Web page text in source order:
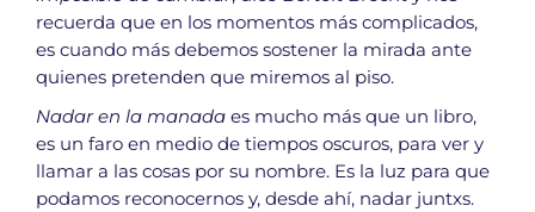
recuerda que en los momentos más complicados,
es cuando más debemos sostener la mirada ante
quienes pretenden que miremos al piso.
Nadar en la manada es mucho más que un libro,
es un faro en medio de tiempos oscuros, para ver y
llamar a las cosas por su nombre. Es la luz para que
podamos reconocernos y, desde ahí, nadar juntxs.